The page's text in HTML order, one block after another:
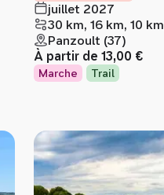
juillet 2027
30 km, 16 km, 10
Panzoult (37)
À partir de 13,00 €
Marche Trail